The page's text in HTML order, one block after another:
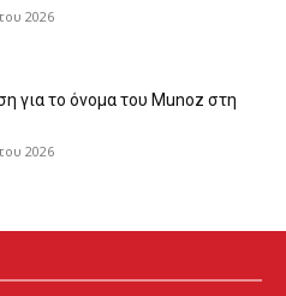
2026
για το όνομα του Munoz στη
2026